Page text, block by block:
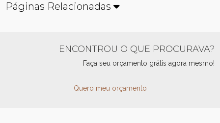
Páginas Relacionadas
ENCONTROU O QUE PROCURAVA?
Faça seu orçamento grátis agora mesmo!
Quero meu orçamento